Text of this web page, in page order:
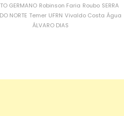
GERMANO Robinson Faria Roubo SERRA
NORTE Temer UFRN Vivaldo Costa Água
ÁLVARO DIAS